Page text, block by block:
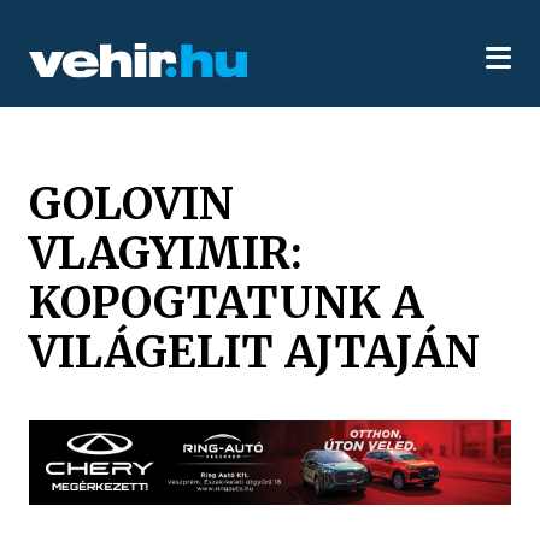
GOLOVIN
VLAGYIMIR:
KOPOGTATUNK A
VILÁGELIT AJTAJÁN